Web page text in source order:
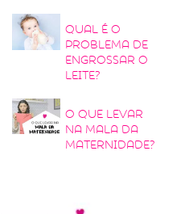
Qual é o
problema de
engrossar o
leite?
O que levar
na mala da
maternidade?